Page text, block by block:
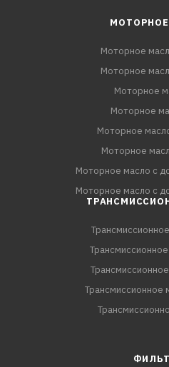
Моторное
Моторное
Моторное
Моторное
Моторное
Моторное
Моторное масло с
Моторное масло с
Трансмиссионное